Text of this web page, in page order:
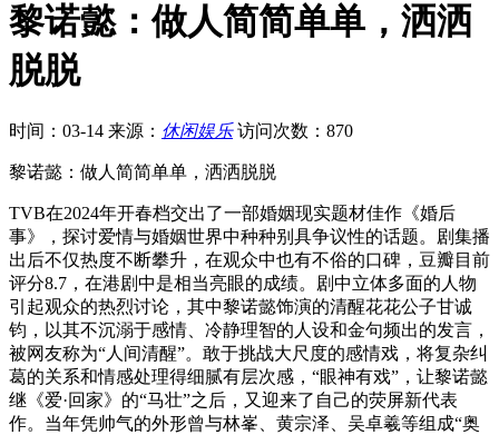
黎诺懿：做人简简单单，洒洒
脱脱
时间：03-14 来源： 休闲娱乐 访问次数：870
黎诺懿：做人简简单单，洒洒脱脱
TVB在2024年开春档交出了一部婚姻现实题材佳作《婚后
事》，探讨爱情与婚姻世界中种种别具争议性的话题。剧集播
出后不仅热度不断攀升，在观众中也有不俗的口碑，豆瓣目前
评分8.7，在港剧中是相当亮眼的成绩。剧中立体多面的人物
引起观众的热烈讨论，其中黎诺懿饰演的清醒花花公子甘诚
钧，以其不沉溺于感情、冷静理智的人设和金句频出的发言，
被网友称为“人间清醒”。敢于挑战大尺度的感情戏，将复杂纠
葛的关系和情感处理得细腻有层次感，“眼神有戏”，让黎诺懿
继《爱·回家》的“马壮”之后，又迎来了自己的荧屏新代表
作。当年凭帅气的外形曾与林峯、黄宗泽、吴卓羲等组成“奥